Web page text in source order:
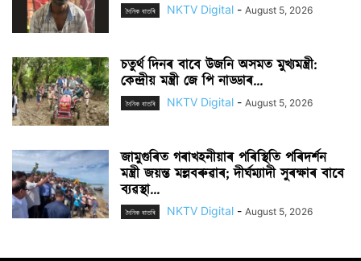
দৈনিক বাতৰি NKTV Digital - August 5, 2026
চতুৰ্থ দিনৰ বাবে উজনি অসমত মুখ্যমন্ত্ৰী:
কেন্দ্ৰীয় মন্ত্ৰী জে পি নাড্ডাৰ...
দৈনিক বাতৰি NKTV Digital - August 5, 2026
জামুগুৰিত গৰাখহনীয়াৰ পৰিস্থিতি পৰিদৰ্শন
মন্ত্ৰী জয়ন্ত মল্লবৰুৱাৰ; দীৰ্ঘম্যাদী সুৰক্ষাৰ বাবে
ব্যৱস্থা...
দৈনিক বাতৰি NKTV Digital - August 5, 2026